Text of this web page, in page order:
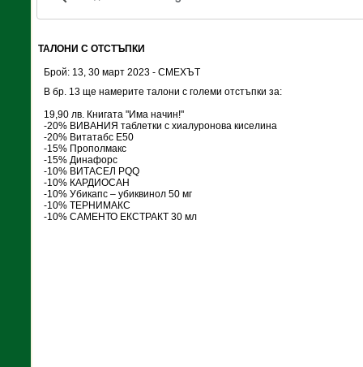
ТАЛОНИ С ОТСТЪПКИ
Брой: 13, 30 март 2023 - СМЕХЪТ
В бр. 13 ще намерите талони с големи отстъпки за:
19,90 лв. Книгата "Има начин!"
-20% ВИВАНИЯ таблетки с хиалуронова киселина
-20% Витатабс Е50
-15% Прополмакс
-15% Динафорс
-10% ВИТАСЕЛ РQQ
-10% КАРДИОСАН
-10% Убикапс – убиквинол 50 мг
-10% ТЕРНИМАКС
-10% САМЕНТО ЕКСТРАКТ 30 мл